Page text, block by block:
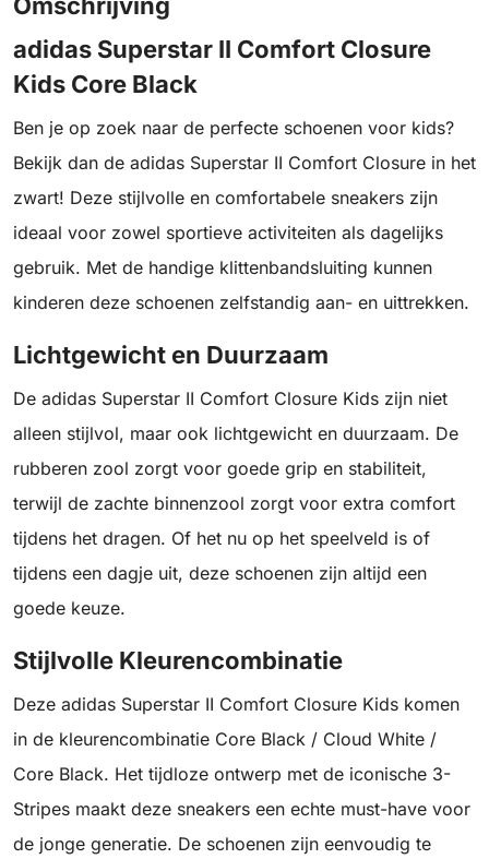
Omschrijving
adidas Superstar II Comfort Closure
Kids Core Black
Ben je op zoek naar de perfecte schoenen voor kids?
Bekijk dan de adidas Superstar II Comfort Closure in het
zwart! Deze stijlvolle en comfortabele sneakers zijn
ideaal voor zowel sportieve activiteiten als dagelijks
gebruik. Met de handige klittenbandsluiting kunnen
kinderen deze schoenen zelfstandig aan- en uittrekken.
Lichtgewicht en Duurzaam
De adidas Superstar II Comfort Closure Kids zijn niet
alleen stijlvol, maar ook lichtgewicht en duurzaam. De
rubberen zool zorgt voor goede grip en stabiliteit,
terwijl de zachte binnenzool zorgt voor extra comfort
tijdens het dragen. Of het nu op het speelveld is of
tijdens een dagje uit, deze schoenen zijn altijd een
goede keuze.
Stijlvolle Kleurencombinatie
Deze adidas Superstar II Comfort Closure Kids komen
in de kleurencombinatie Core Black / Cloud White /
Core Black. Het tijdloze ontwerp met de iconische 3-
Stripes maakt deze sneakers een echte must-have voor
de jonge generatie. De schoenen zijn eenvoudig te